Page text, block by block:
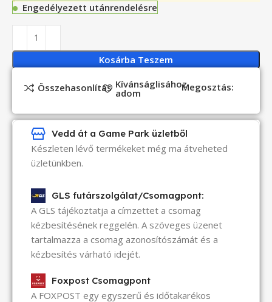
Engedélyezett utánrendelésre
Kosárba Teszem
Összehasonlítás Kívánságlisához
adom Megosztás:
Vedd át a Game Park üzletből
Készleten lévő termékeket még ma átveheted
üzletünkben.
GLS futárszolgálat/Csomagpont:
A GLS tájékoztatja a címzettet a csomag
kézbesítésének reggelén. A szöveges üzenet
tartalmazza a csomag azonosítószámát és a
kézbesítés várható idejét.
Foxpost Csomagpont
A FOXPOST egy egyszerű és időtakarékos